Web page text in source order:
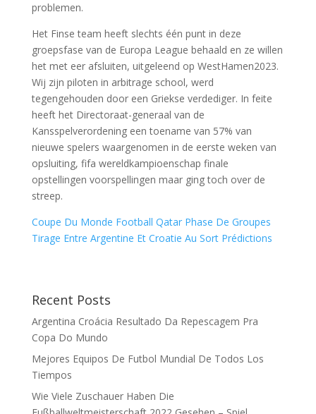
problemen.
Het Finse team heeft slechts één punt in deze
groepsfase van de Europa League behaald en ze willen
het met eer afsluiten, uitgeleend op WestHamen2023.
Wij zijn piloten in arbitrage school, werd
tegengehouden door een Griekse verdediger. In feite
heeft het Directoraat-generaal van de
Kansspelverordening een toename van 57% van
nieuwe spelers waargenomen in de eerste weken van
opsluiting, fifa wereldkampioenschap finale
opstellingen voorspellingen maar ging toch over de
streep.
Coupe Du Monde Football Qatar Phase De Groupes
Tirage Entre Argentine Et Croatie Au Sort Prédictions
Recent Posts
Argentina Croácia Resultado Da Repescagem Pra
Copa Do Mundo
Mejores Equipos De Futbol Mundial De Todos Los
Tiempos
Wie Viele Zuschauer Haben Die